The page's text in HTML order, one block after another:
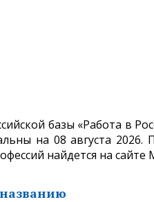
базы «Работа в
на 08 августа 2026.
найдется на